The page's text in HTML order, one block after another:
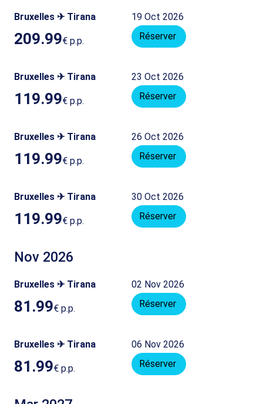
Bruxelles ✈ Tirana 19 Oct 2026
209.99€ p.p. Réserver
Bruxelles ✈ Tirana 23 Oct 2026
119.99€ p.p. Réserver
Bruxelles ✈ Tirana 26 Oct 2026
119.99€ p.p. Réserver
Bruxelles ✈ Tirana 30 Oct 2026
119.99€ p.p. Réserver
Nov 2026
Bruxelles ✈ Tirana 02 Nov 2026
81.99€ p.p. Réserver
Bruxelles ✈ Tirana 06 Nov 2026
81.99€ p.p. Réserver